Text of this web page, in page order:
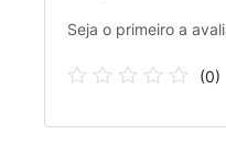
Seja o primeiro a
(0)